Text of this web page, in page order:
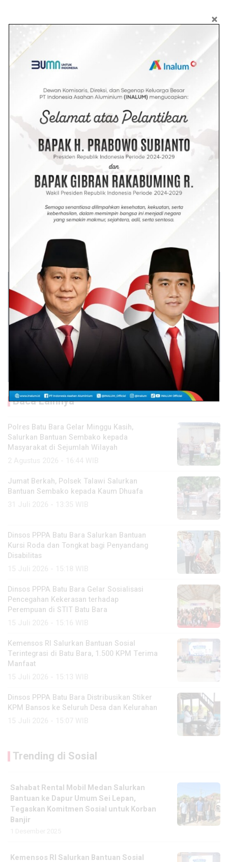
Baca Lainnya
Polres Batu Bara Gelar Minggu Kasih,
Salurkan Bantuan Sembako kepada
Masyarakat di Sejumlah Wilayah
Jumat Berkah, Polsek Talawi Salurkan
Bantuan Sembako kepada Kaum Dhuafa
Dinsos PPPA Batu Bara Salurkan Bantuan
Kursi Roda dan Tongkat bagi Penyandang
Disabilitas
Dinsos PPPA Batu Bara Gelar Sosialisasi
Pencegahan Kekerasan terhadap
Perempuan di STIT Batu Bara
Kemensos RI Salurkan Bantuan Sosial
Terintegrasi di Batu Bara, 1.500 KPM Terima
Manfaat
Dinsos PPPA Batu Bara Distribusikan Stiker
KPM Bansos ke Seluruh Desa dan Kelurahan
Trending di Sosial
Sahabat Rental Mobil Medan Salurkan
Bantuan ke Dapur Umum Sei Lepan,
Tegaskan Komitmen Sosial untuk Korban
Banjir
Kemensos RI Salurkan Bantuan Sosial